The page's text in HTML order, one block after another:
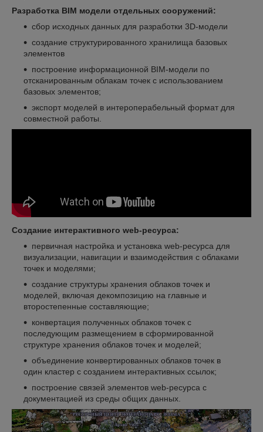
Разработка BIM модели отдельных сооружений:
сбор исходных данных для разработки 3D-модели
создание структурированного хранилища базовых
элементов
построение информационной BIM-модели по
отсканированным облакам точек с использованием
базовых элементов;
экспорт моделей в интероперабельный формат для
совместной работы.
Создание интерактивного web-ресурса:
первичная настройка и установка web-ресурса для
визуализации, навигации и взаимодействия с облаками
точек и моделями;
создание структуры хранения облаков точек и
моделей, включая декомпозицию на главные и
второстепенные составляющие;
конвертация полученных облаков точек с
последующим размещением в сформированной
структуре хранения облаков точек и моделей;
объединение конвертированных облаков точек в
один кластер с созданием интерактивных ссылок;
построение связей элементов web-ресурса с
документацией из среды общих данных.